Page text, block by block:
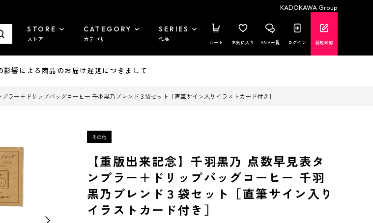
KADOKAWA Group
STORE
ストア
CATEGORY
カテゴリ
SERIES
作品 カート お気に入り SNS一覧 ログイン 新規登録
響による商品のお届け遅延につきまして
ラー＋ドリップバッグコーヒー 千羽黒乃ブレンド３袋セット［直筆サイン入りイラストカード付き］
【重版出来記念】千羽黒乃 点数早見表タ
ンブラー＋ドリップバッグコーヒー 千羽
黒乃ブレンド３袋セット［直筆サイン入り
イラストカード付き］